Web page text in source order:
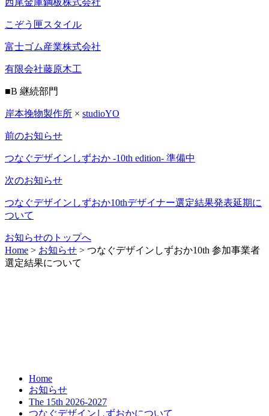
こぞう匣スタイル
富士ゴム産業株式会社
有限会社藤原木工
■B 継続部門
岸本挽物製作所 × studioYO
前のお知らせ
つなぐデザインしずおか -10th edition- 準備中
次のお知らせ
つなぐデザインしずおか10thデザイナー選定結果発表延期に
ついて
お知らせのトップへ
Home > お知らせ > つなぐデザインしずおか10th 参加事業者
選定結果について
Home
お知らせ
The 15th 2026-2027
つなぐデザインしずおかについて